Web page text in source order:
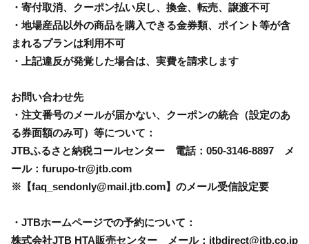
・寄付取消、クーポン払い戻し、換金、転売、譲渡不可
・地場産品以外の商品を購入できる金券類、ポイント等が含
まれるプランは利用不可
・上記違反が発覚した場合は、実費を請求します
お問い合わせ先
・注文番号のメールが届かない、クーポンの統合（設定のあ
る券面額のみ可）等について：
JTBふるさと納税コールセンター 電話：050-3146-8897 メ
ール：furupo-tr@jtb.com
※【faq_sendonly@mail.jtb.com】のメール受信設定要
・JTBホームページでの予約について：
株式会社JTB HTA販売センター メール：jtbdirect@jtb.co.jp